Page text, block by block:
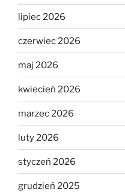
lipiec 2026
czerwiec 2026
maj 2026
kwiecień 2026
marzec 2026
luty 2026
styczeń 2026
grudzień 2025